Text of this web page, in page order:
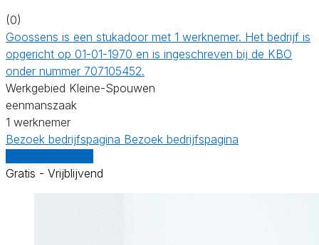
(0)
Goossens is een stukadoor met 1 werknemer. Het bedrijf is
opgericht op 01-01-1970 en is ingeschreven bij de KBO
onder nummer 707105452.
Werkgebied Kleine-Spouwen
eenmanszaak
1 werknemer
Bezoek bedrijfspagina Bezoek bedrijfspagina
Gratis - Vrijblijvend